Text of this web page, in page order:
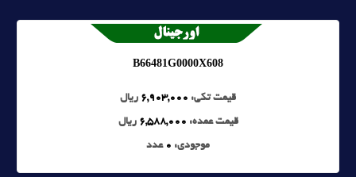
B66481G0000X608
قیمت تکی: 6,903,000 ریال
قیمت عمده: 6,588,000 ریال
موجودی: 0 عدد